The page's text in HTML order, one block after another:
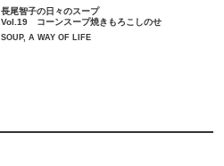
長尾智子の日々のスープ
Vol.19 コーンスープ焼きもろこしのせ
SOUP, A WAY OF LIFE